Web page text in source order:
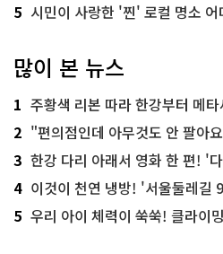
5 시민이 사랑한 '찐' 로컬 명소 어디
많이 본 뉴스
1 주황색 리본 따라 한강부터 메타세쿼
2 "편의점인데 아무것도 안 팔아요" 서울
3 한강 다리 아래서 영화 한 편! '
4 이것이 천연 냉방! '서울둘레길
5 우리 아이 체력이 쑥쑥! 클라이